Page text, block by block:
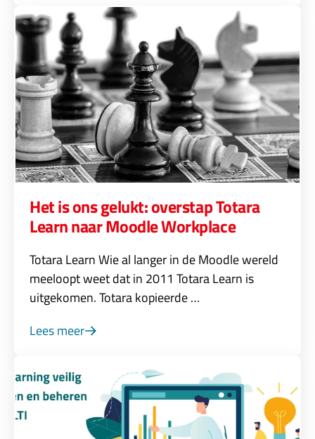
Het is ons gelukt: overstap Totara
Learn naar Moodle Workplace
Totara Learn Wie al langer in de Moodle wereld
meeloopt weet dat in 2011 Totara Learn is
uitgekomen. Totara kopieerde …
Lees meer